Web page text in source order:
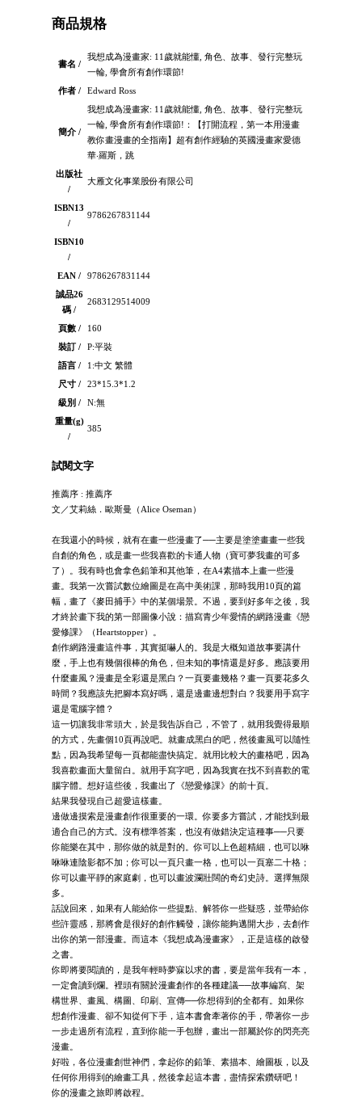
商品規格
書名 /
我想成為漫畫家: 11歲就能懂, 角色、故事、發行完整玩
一輪, 學會所有創作環節!
作者 /
Edward Ross
簡介 /
我想成為漫畫家: 11歲就能懂, 角色、故事、發行完整玩
一輪, 學會所有創作環節!：【打開流程，第一本用漫畫
教你畫漫畫的全指南】超有創作經驗的英國漫畫家愛德
華‧羅斯，跳
出版社
/
大雁文化事業股份有限公司
ISBN13
/
9786267831144
ISBN10
/
EAN /
9786267831144
誠品26
碼 /
2683129514009
頁數 /
160
裝訂 /
P:平裝
語言 /
1:中文 繁體
尺寸 /
23*15.3*1.2
級別 /
N:無
重量(g)
/
385
試閱文字
推薦序 : 推薦序
文／艾莉絲．歐斯曼（Alice Oseman）
在我還小的時候，就有在畫一些漫畫了──主要是塗塗畫畫一些我
自創的角色，或是畫一些我喜歡的卡通人物（寶可夢我畫的可多
了）。我有時也會拿色鉛筆和其他筆，在A4素描本上畫一些漫
畫。我第一次嘗試數位繪圖是在高中美術課，那時我用10頁的篇
幅，畫了《麥田捕手》中的某個場景。不過，要到好多年之後，我
才終於畫下我的第一部圖像小說：描寫青少年愛情的網路漫畫《戀
愛修課》（Heartstopper）。
創作網路漫畫這件事，其實挺嚇人的。我是大概知道故事要講什
麼，手上也有幾個很棒的角色，但未知的事情還是好多。應該要用
什麼畫風？漫畫是全彩還是黑白？一頁要畫幾格？畫一頁要花多久
時間？我應該先把腳本寫好嗎，還是邊畫邊想對白？我要用手寫字
還是電腦字體？
這一切讓我非常頭大，於是我告訴自己，不管了，就用我覺得最順
的方式，先畫個10頁再說吧。就畫成黑白的吧，然後畫風可以隨性
點，因為我希望每一頁都能盡快搞定。就用比較大的畫格吧，因為
我喜歡畫面大量留白。就用手寫字吧，因為我實在找不到喜歡的電
腦字體。想好這些後，我畫出了《戀愛修課》的前十頁。
結果我發現自己超愛這樣畫。
邊做邊摸索是漫畫創作很重要的一環。你要多方嘗試，才能找到最
適合自己的方式。沒有標準答案，也沒有做錯決定這種事──只要
你能樂在其中，那你做的就是對的。你可以上色超精細，也可以咻
咻咻連陰影都不加；你可以一頁只畫一格，也可以一頁塞二十格；
你可以畫平靜的家庭劇，也可以畫波瀾壯闊的奇幻史詩。選擇無限
多。
話說回來，如果有人能給你一些提點、解答你一些疑惑，並帶給你
些許靈感，那將會是很好的創作觸發，讓你能夠邁開大步，去創作
出你的第一部漫畫。而這本《我想成為漫畫家》，正是這樣的啟發
之書。
你即將要閱讀的，是我年輕時夢寐以求的書，要是當年我有一本，
一定會讀到爛。裡頭有關於漫畫創作的各種建議──故事編寫、架
構世界、畫風、構圖、印刷、宣傳──你想得到的全都有。如果你
想創作漫畫、卻不知從何下手，這本書會牽著你的手，帶著你一步
一步走過所有流程，直到你能一手包辦，畫出一部屬於你的閃亮亮
漫畫。
好啦，各位漫畫創世神們，拿起你的鉛筆、素描本、繪圖板，以及
任何你用得到的繪畫工具，然後拿起這本書，盡情探索鑽研吧！
你的漫畫之旅即將啟程。